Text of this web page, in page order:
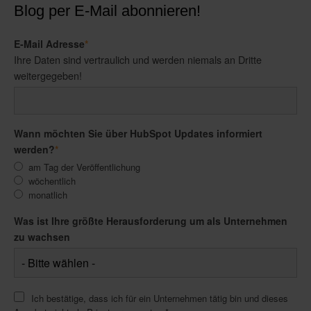
Blog per E-Mail abonnieren!
E-Mail Adresse*
Ihre Daten sind vertraulich und werden niemals an Dritte
weitergegeben!
Wann möchten Sie über HubSpot Updates informiert
werden?*
am Tag der Veröffentlichung
wöchentlich
monatlich
Was ist Ihre größte Herausforderung um als Unternehmen
zu wachsen
Ich bestätige, dass ich für ein Unternehmen tätig bin und dieses